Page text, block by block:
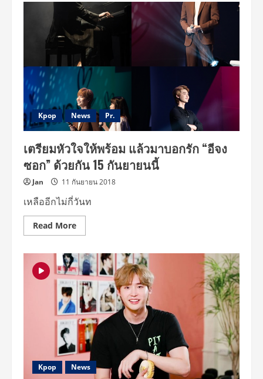
กับ
อี
จง
ซอก
และ
อิม
ยุ
นอา
ใน
รีส์
อาชญากรรม
เรื่อง
ใหม่
“BIG
MOUTH”
สตรี
มบน
Disney+
Hotstar
29
กรกฎาคม
นี้
Kpop News Pr.
เตรียมหัวใจให้พร้อม แล้วมาบอกรัก “อีจง
ซอก” ด้วยกัน 15 กันยายนนี้
Jan 11 กันยายน 2018
เหลืออีกไม่กี่วันท
Read MoreRead
more
หัวใจ
ให้
พร้อม
แล้ว
มาบ
อก
รัก
“อี
จง
ซอก”
ด้วย
กัน
15
กันยายน
นี้
Kpop News